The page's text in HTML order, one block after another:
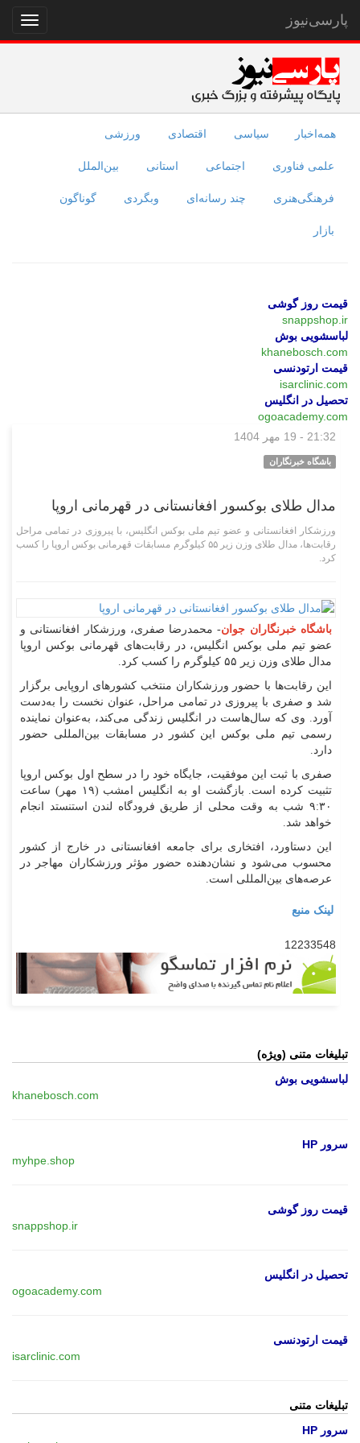
نمایش
منو
پارسی‌نیوز
همه‌اخبار سیاسی اقتصادی ورزشی
علمی فناوری اجتماعی استانی بین‌الملل
فرهنگی‌هنری چند رسانه‌ای وبگردی گوناگون
بازار
قیمت روز گوشی
snappshop.ir
لباسشویی بوش
khanebosch.com
قیمت ارتودنسی
isarclinic.com
تحصیل در انگلیس
ogoacademy.com
21:32 - 19 مهر 1404
باشگاه خبرنگاران
مدال طلای بوکسور افغانستانی در قهرمانی اروپا
ورزشکار افغانستانی و عضو تیم ملی بوکس انگلیس، با پیروزی در تمامی مراحل
رقابت‌ها، مدال طلای وزن زیر ۵۵ کیلوگرم مسابقات قهرمانی بوکس اروپا را کسب
کرد.
باشگاه خبرنگاران جوان- محمدرضا صفری، ورزشکار افغانستانی و
عضو تیم ملی بوکس انگلیس، در رقابت‌های قهرمانی بوکس اروپا
مدال طلای وزن زیر ۵۵ کیلوگرم را کسب کرد.
این رقابت‌ها با حضور ورزشکاران منتخب کشورهای اروپایی برگزار
شد و صفری با پیروزی در تمامی مراحل، عنوان نخست را به‌دست
آورد. وی که سال‌هاست در انگلیس زندگی می‌کند، به‌عنوان نماینده
رسمی تیم ملی بوکس این کشور در مسابقات بین‌المللی حضور
دارد.
صفری با ثبت این موفقیت، جایگاه خود را در سطح اول بوکس اروپا
تثبیت کرده است. بازگشت او به انگلیس امشب (۱۹ مهر) ساعت
۹:۳۰ شب به وقت محلی از طریق فرودگاه لندن استنستد انجام
خواهد شد.
این دستاورد، افتخاری برای جامعه افغانستانی در خارج از کشور
محسوب می‌شود و نشان‌دهنده حضور مؤثر ورزشکاران مهاجر در
عرصه‌های بین‌المللی است.
لینک منبع
12233548
تبلیغات متنی (ویژه)
لباسشویی بوش
khanebosch.com
سرور HP
myhpe.shop
قیمت روز گوشی
snappshop.ir
تحصیل در انگلیس
ogoacademy.com
قیمت ارتودنسی
isarclinic.com
تبلیغات متنی
سرور HP